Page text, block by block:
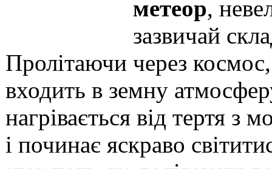
метеор,
зазвичай
Пролітаючи через космос,
входить в земну
нагрівається від тертя з
і починає яскраво